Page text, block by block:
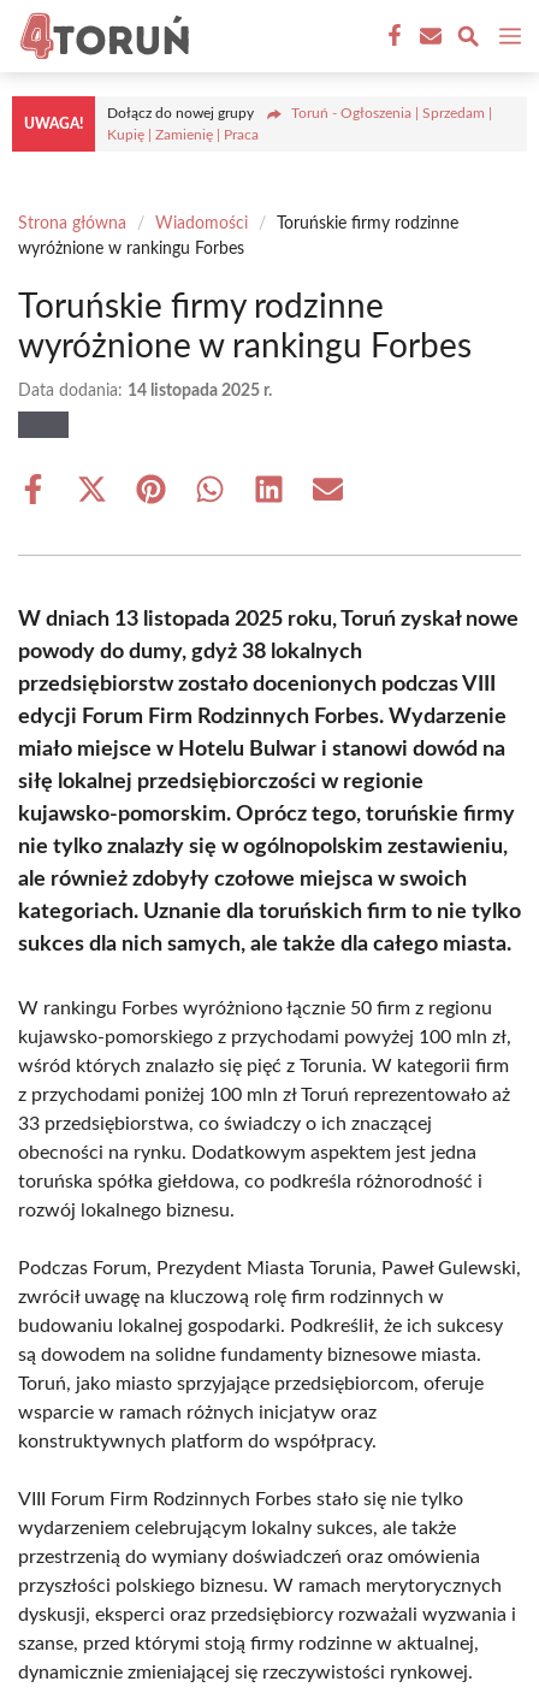
Przejdź
treści
UWAGA!
Dołącz do nowej grupy
Toruń - Ogłoszenia | Sprzedam |
Kupię | Zamienię | Praca
Strona główna / Wiadomości /
Toruńskie firmy rodzinne
wyróżnione w rankingu Forbes
Toruńskie firmy rodzinne
wyróżnione w rankingu Forbes
Data dodania: 14 listopada 2025 r.
Share
Share
(Twitter)
Share Share Share Share
W dniach 13 listopada 2025 roku, Toruń zyskał nowe
powody do dumy, gdyż 38 lokalnych
przedsiębiorstw zostało docenionych podczas VIII
edycji Forum Firm Rodzinnych Forbes. Wydarzenie
miało miejsce w Hotelu Bulwar i stanowi dowód na
siłę lokalnej przedsiębiorczości w regionie
kujawsko-pomorskim. Oprócz tego, toruńskie firmy
nie tylko znalazły się w ogólnopolskim zestawieniu,
ale również zdobyły czołowe miejsca w swoich
kategoriach. Uznanie dla toruńskich firm to nie tylko
sukces dla nich samych, ale także dla całego miasta.
W rankingu Forbes wyróżniono łącznie 50 firm z regionu
kujawsko-pomorskiego z przychodami powyżej 100 mln zł,
wśród których znalazło się pięć z Torunia. W kategorii firm
z przychodami poniżej 100 mln zł Toruń reprezentowało aż
33 przedsiębiorstwa, co świadczy o ich znaczącej
obecności na rynku. Dodatkowym aspektem jest jedna
toruńska spółka giełdowa, co podkreśla różnorodność i
rozwój lokalnego biznesu.
Podczas Forum, Prezydent Miasta Torunia, Paweł Gulewski,
zwrócił uwagę na kluczową rolę firm rodzinnych w
budowaniu lokalnej gospodarki. Podkreślił, że ich sukcesy
są dowodem na solidne fundamenty biznesowe miasta.
Toruń, jako miasto sprzyjające przedsiębiorcom, oferuje
wsparcie w ramach różnych inicjatyw oraz
konstruktywnych platform do współpracy.
VIII Forum Firm Rodzinnych Forbes stało się nie tylko
wydarzeniem celebrującym lokalny sukces, ale także
przestrzenią do wymiany doświadczeń oraz omówienia
przyszłości polskiego biznesu. W ramach merytorycznych
dyskusji, eksperci oraz przedsiębiorcy rozważali wyzwania i
szanse, przed którymi stoją firmy rodzinne w aktualnej,
dynamicznie zmieniającej się rzeczywistości rynkowej.